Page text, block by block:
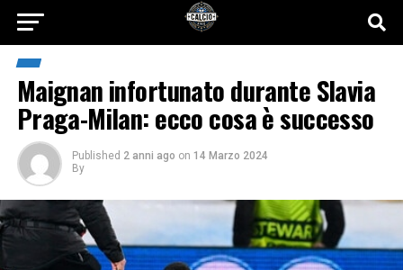
Maignan infortunato durante Slavia
Praga-Milan: ecco cosa è successo
Published 2 anni ago on 14 Marzo 2024
By